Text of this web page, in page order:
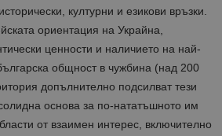
културни и езикови връзки.
ориентация на Украйна,
ценности и наличието на най-
общност в чужбина (над 200
допълнително подсилват тези
основа за по-нататъшното им
от взаимен интерес, включително